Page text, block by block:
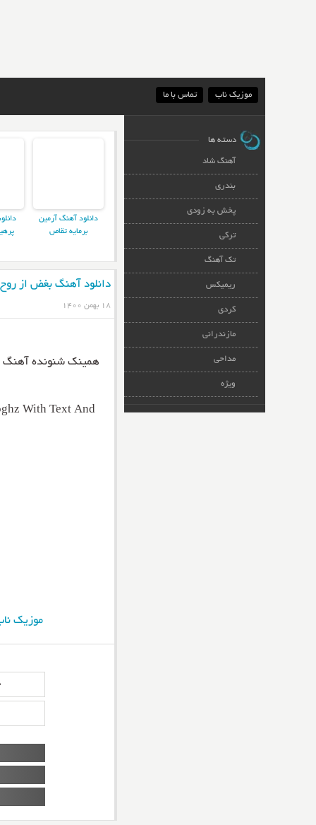
موزیک ناب تماس با ما
دانلود آهنگ آرمین
برمایه تقاص
دانلود آهنگ بغض از
۱۸ بهمن ۱۴۰۰
همینک شنونده آهنگ
With Text And
موزیک
دسته ها
آهنگ شاد
بندری
پخش به زودی
ترکی
تک آهنگ
ریمیکس
کردی
مازندرانی
مداحی
ویژه